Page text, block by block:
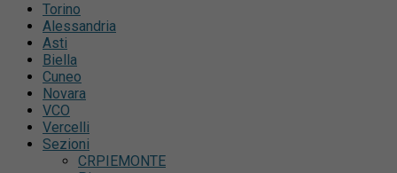
Torino
Alessandria
Asti
Biella
Cuneo
Novara
VCO
Vercelli
Sezioni
CRPIEMONTE